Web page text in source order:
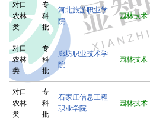
对口
农林
类
专
科
批
河北旅游职业学
院
园林技术
对口
农林
类
专
科
批
廊坊职业技术学
院
园林技术
对口
农林
类
专
科
批
石家庄信息工程
职业学院
园林技术